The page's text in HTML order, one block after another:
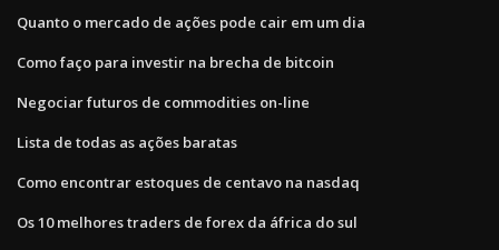
Quanto o mercado de ações pode cair em um dia
Como faço para investir na brecha de bitcoin
Negociar futuros de commodities on-line
Lista de todas as ações baratas
Como encontrar estoques de centavo na nasdaq
Os 10 melhores traders de forex da áfrica do sul